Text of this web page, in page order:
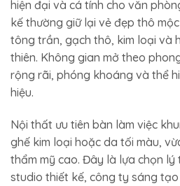
hiện đại và cá tính cho văn
kế thường giữ lại vẻ đẹp thô
tông trần, gạch thô, kim loại và
thiên. Không gian mở theo
rộng rãi, phóng khoáng và thể
hiệu.
Nội thất ưu tiên bàn làm việc
ghế kim loại hoặc da tối màu,
thẩm mỹ cao. Đây là lựa chọn lý
studio thiết kế, công ty sáng